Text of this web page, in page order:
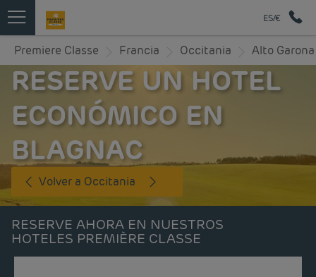
ES/€
Premiere Classe Francia Occitania Alto Garona
RESERVE UN HOTEL
ECONÓMICO EN
BLAGNAC
Volver a Occitania
RESERVE AHORA EN NUESTROS
HOTELES PREMIÈRE CLASSE